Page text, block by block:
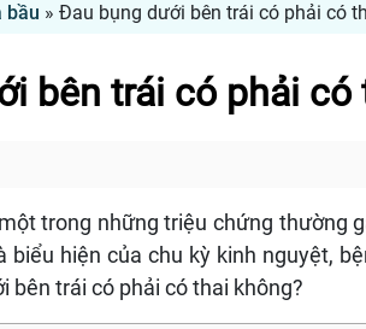
bầu » Đau bụng dưới bên trái có phải có
bên trái có phải có
trong những triệu chứng thường
biểu hiện của chu kỳ kinh nguyệt,
bên trái có phải có thai không?